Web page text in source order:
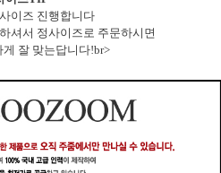
이즈 진행합니다
셔서 정사이즈로 주문하시면
잘 맞는답니다!br>